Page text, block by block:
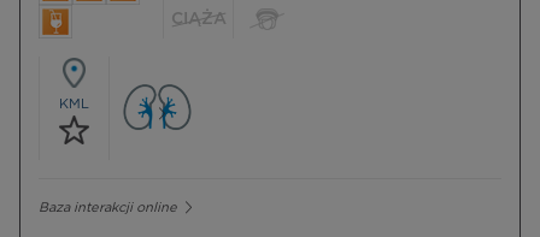
CIĄŻA
KML
Baza interakcji online